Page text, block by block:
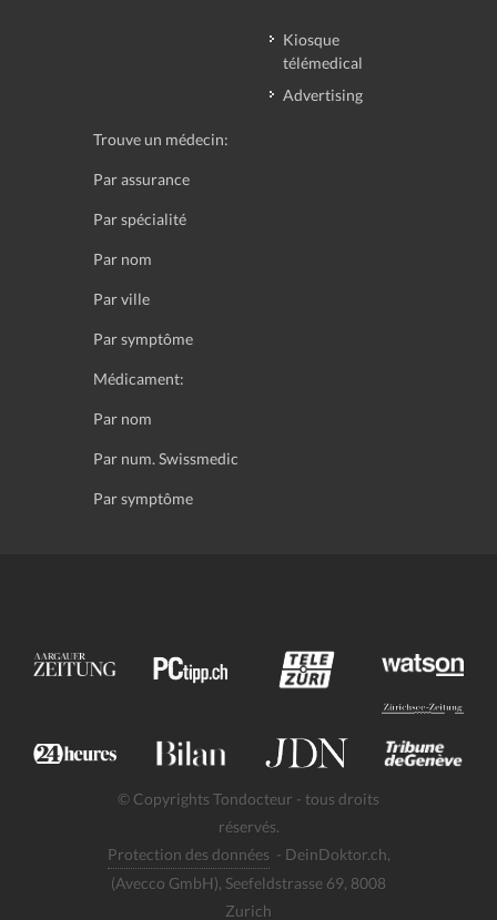
Kiosque
télémedical
Advertising
Trouve un médecin:
Par assurance
Par spécialité
Par nom
Par ville
Par symptôme
Médicament:
Par nom
Par num. Swissmedic
Par symptôme
© Copyrights Tondocteur - tous droits
réservés.
Protection des données - DeinDoktor.ch,
(Avecco GmbH), Seefeldstrasse 69, 8008
Zurich